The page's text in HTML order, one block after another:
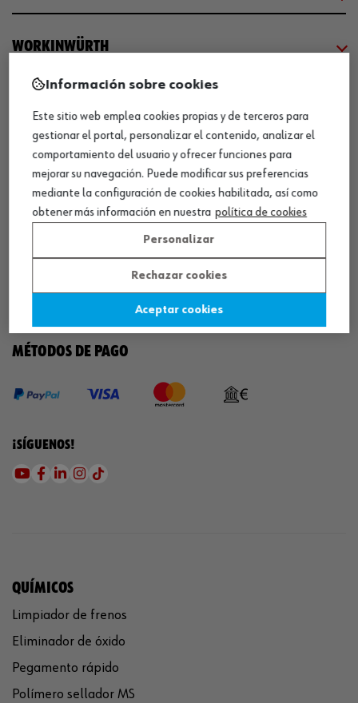
WORKINWÜRTH
¡WÜRTH EMPRESA SOLIDARIA!
¡DESCARGA NUESTRA APP!
MÉTODOS DE PAGO
¡SÍGUENOS!
QUÍMICOS
Limpiador de frenos
Eliminador de óxido
Pegamento rápido
Polímero sellador MS
Información sobre cookies
Este sitio web emplea cookies propias y de terceros para
gestionar el portal, personalizar el contenido, analizar el
comportamiento del usuario y ofrecer funciones para
mejorar su navegación. Puede modificar sus preferencias
mediante la configuración de cookies habilitada, así como
obtener más información en nuestra política de cookies
Personalizar
Rechazar cookies
Aceptar cookies